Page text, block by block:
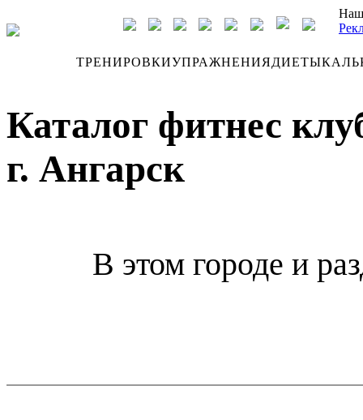
ТРЕНИРОВКИУПРАЖНЕНИЯДИЕТЫ
Каталог фитнес
г. Ангарск
В этом городе и